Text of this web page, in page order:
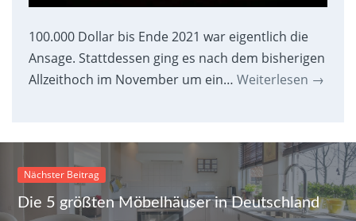
100.000 Dollar bis Ende 2021 war eigentlich die
Ansage. Stattdessen ging es nach dem bisherigen
Allzeithoch im November um ein… Weiterlesen →
Nächster Beitrag
Die 5 größten Möbelhäuser in Deutschland